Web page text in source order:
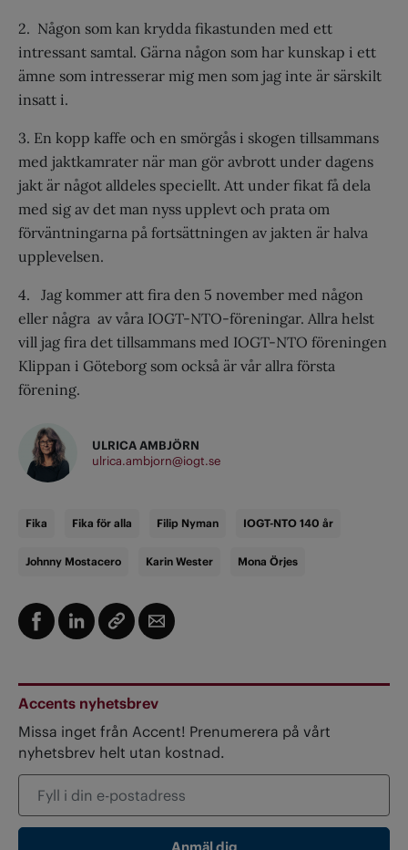
2. Någon som kan krydda fikastunden med ett
intressant samtal. Gärna någon som har kunskap i ett
ämne som intresserar mig men som jag inte är särskilt
insatt i.
3. En kopp kaffe och en smörgås i skogen tillsammans
med jaktkamrater när man gör avbrott under dagens
jakt är något alldeles speciellt. Att under fikat få dela
med sig av det man nyss upplevt och prata om
förväntningarna på fortsättningen av jakten är halva
upplevelsen.
4. Jag kommer att fira den 5 november med någon
eller några av våra IOGT-NTO-föreningar. Allra helst
vill jag fira det tillsammans med IOGT-NTO föreningen
Klippan i Göteborg som också är vår allra första
förening.
ULRICA AMBJÖRN
ulrica.ambjorn@iogt.se
Fika Fika för alla Filip Nyman IOGT-NTO 140 år
Johnny Mostacero Karin Wester Mona Örjes
Accents nyhetsbrev
Missa inget från Accent! Prenumerera på vårt
nyhetsbrev helt utan kostnad.